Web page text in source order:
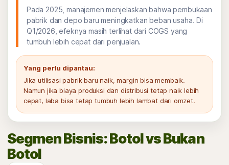
Pada 2025, manajemen menjelaskan bahwa pembukaan
pabrik dan depo baru meningkatkan beban usaha. Di
Q1/2026, efeknya masih terlihat dari COGS yang
tumbuh lebih cepat dari penjualan.
Yang perlu dipantau:
Jika utilisasi pabrik baru naik, margin bisa membaik.
Namun jika biaya produksi dan distribusi tetap naik lebih
cepat, laba bisa tetap tumbuh lebih lambat dari omzet.
Segmen Bisnis: Botol vs Bukan
Botol